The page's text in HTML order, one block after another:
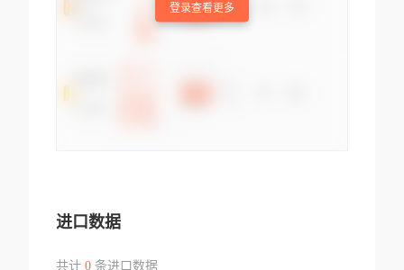
登录查看更多
进口数据
共计 0条进口数据